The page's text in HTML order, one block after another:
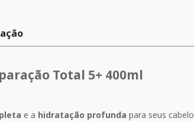
Total 5+ 400ml
e a hidratação profunda para seus